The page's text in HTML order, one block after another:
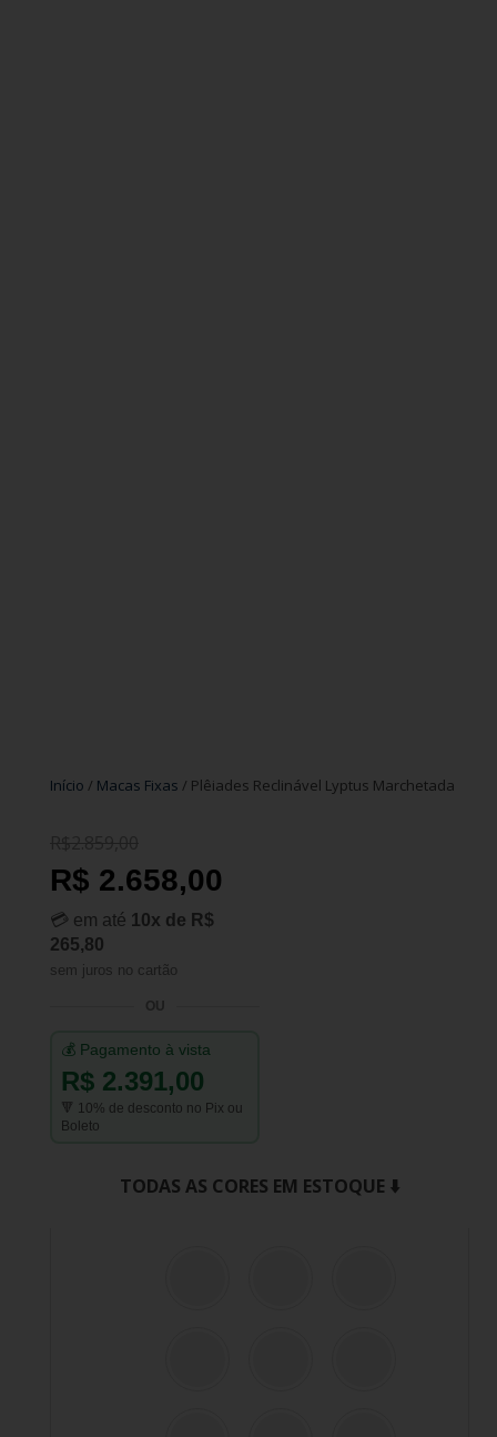
Início / Macas Fixas / Plêiades Reclinável Lyptus Marchetada
R$ 2.658,00
💳 em até 10x de R$
265,80
sem juros no cartão
OU
💰 Pagamento à vista
R$ 2.391,00
🔻 10% de desconto no Pix ou
Boleto
TODAS AS CORES EM ESTOQUE ⬇️